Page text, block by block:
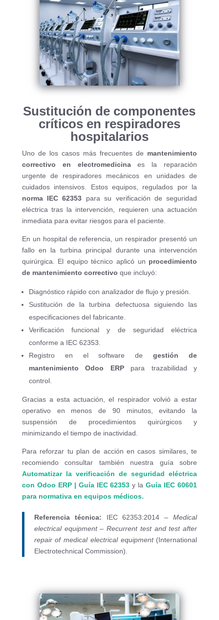
Sustitución de componentes
críticos en respiradores
hospitalarios
Uno de los casos más frecuentes de mantenimiento
correctivo en electromedicinaes la reparación
urgente de respiradores mecánicos en unidades de
cuidados intensivos. Estos equipos, regulados por la
norma IEC 62353 para su verificación de seguridad
eléctrica tras la intervención, requieren una actuación
inmediata para evitar riesgos para el paciente.
En un hospital de referencia, un respirador presentó un
fallo en la turbina principal durante una intervención
quirúrgica. El equipo técnico aplicó un procedimiento
de mantenimiento correctivo que incluyó:
Diagnóstico rápido con analizador de flujo y presión.
Sustitución de la turbina defectuosa siguiendo las
especificaciones del fabricante.
Verificación funcional y de seguridad eléctrica
conforme a IEC 62353.
Registro en el software degestión de
mantenimiento Odoo ERPpara trazabilidad y
control.
Gracias a esta actuación, el respirador volvió a estar
operativo en menos de 90 minutos, evitando la
suspensión de procedimientos quirúrgicos y
minimizando el tiempo de inactividad.
Para reforzar tu plan de acción en casos similares, te
recomiendo consultar también nuestra guía sobre
Automatizar la verificación de seguridad eléctrica
con Odoo ERP | Guía IEC 62353 y laGuía IEC 60601
para normativa en equipos médicos.
Referencia técnica: IEC 62353:2014 –Medical
electrical equipment – Recurrent test and test after
repair of medical electrical equipment(International
Electrotechnical Commission).